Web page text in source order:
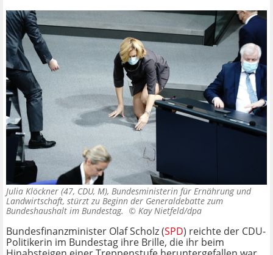
Julia Klöckner (47, CDU, M), Bundesministerin für Ernährung und
Landwirtschaft, stürzt zu Beginn der Generaldebatte zum
Bundeshaushalt im Bundestag. © Kay Nietfeld/dpa
Bundesfinanzminister Olaf Scholz (SPD) reichte der CDU-
Politikerin im Bundestag ihre Brille, die ihr beim